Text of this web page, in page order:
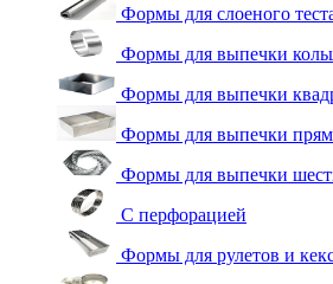
Формы для слоеного
Формы для выпечки
Формы для выпечки
Формы для выпечки
Формы для выпечки
С перфорацией
Формы для рулетов и